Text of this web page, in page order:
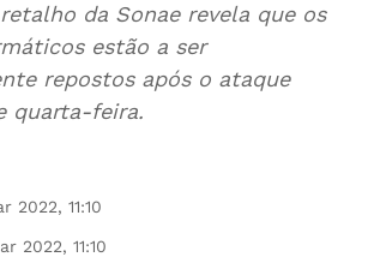
da Sonae revela que os
estão a ser
repostos após o ataque
quarta-feira.
2022, 11:10
2022, 11:10